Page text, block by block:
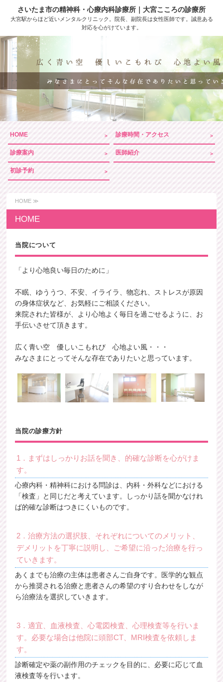
さいたま市の精神科・心療内科診療所｜ 大宮こころの診療所
大宮駅からほど近いメンタルクリニック。院長、副院長は女性医師です。誠意ある
対応を心がけています。
HOME 診療時間・アクセス
診療案内 医師紹介
初診予約
HOME ≫
HOME
当院について
「より心地良い毎日のために」
不眠、ゆううつ、不安、イライラ、物忘れ、ストレスが原因
の身体症状など、お気軽にご相談ください。
来院された皆様が、より心地よく毎日を過ごせるように、お
手伝いさせて頂きます。
広く青い空 優しいこもれび 心地よい風・・・
みなさまにとってそんな存在でありたいと思っています。
当院の診療方針
1．まずはしっかりお話を聞き、的確な診断を心がけま
す。
心療内科・精神科における問診は、内科・外科などにおける
「検査」と同じだと考えています。しっかり話を聞かなけれ
ば的確な診断はつきにくいものです。
2．治療方法の選択肢、それぞれについてのメリット、
デメリットを丁寧に説明し、ご希望に沿った治療を行っ
ていきます。
あくまでも治療の主体は患者さんご自身です。医学的な観点
から推奨される治療と患者さんの希望のすり合わせをしなが
ら治療法を選択していきます。
3．適宜、血液検査、心電図検査、心理検査等を行いま
す。必要な場合は他院に頭部CT、MRI検査を依頼しま
す。
診断確定や薬の副作用のチェックを目的に、必要に応じて血
液検査等を行います。